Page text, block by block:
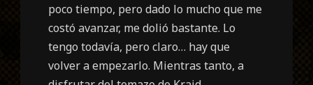
poco tiempo, pero dado lo mucho que me
costó avanzar, me dolió bastante. Lo
tengo todavía, pero claro… hay que
volver a empezarlo. Mientras tanto, a